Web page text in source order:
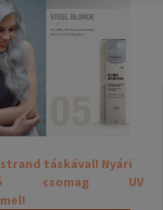
táskával! Nyári
csomag UV